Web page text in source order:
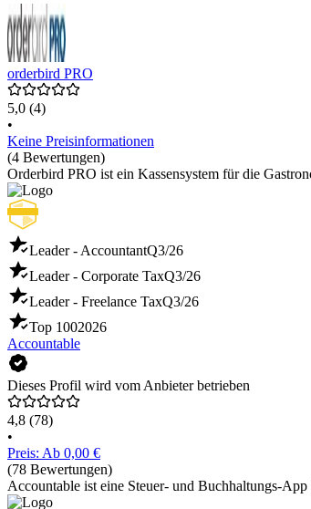
orderbird PRO
5,0 (4)
•
Keine Preisinformationen
(4 Bewertungen)
Orderbird PRO ist ein Kassensystem für die
Leader - AccountantQ3/26
Leader - Corporate TaxQ3/26
Leader - Freelance TaxQ3/26
Top 1002026
Accountable
Dieses Profil wird vom Anbieter betrieben
4,8 (78)
•
Preis: Ab 0,00 €
(78 Bewertungen)
Accountable ist eine Steuer- und Buchhaltungs-